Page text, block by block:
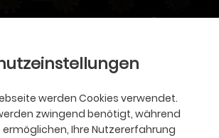
werden Cookies verwendet.
zwingend benötigt, während
Ihre Nutzererfahrung